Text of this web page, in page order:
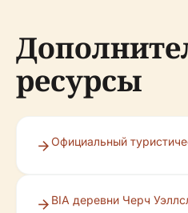
ресурсы
Официальный
BIA деревни Черч